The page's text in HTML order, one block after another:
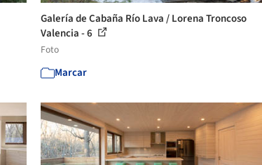
Galería de Cabaña Río Lava / Lorena Troncoso
Valencia - 6
Foto
Marcar